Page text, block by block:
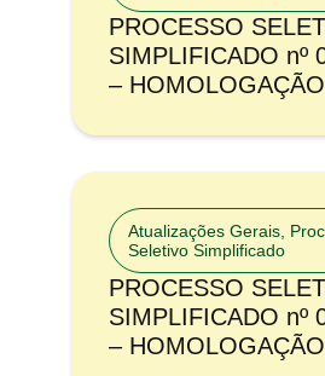
PROCESSO
SIMPLIFICADO nº
–
Atualizações Gerais
Seletivo Simplificado
PROCESSO
SIMPLIFICADO nº
–